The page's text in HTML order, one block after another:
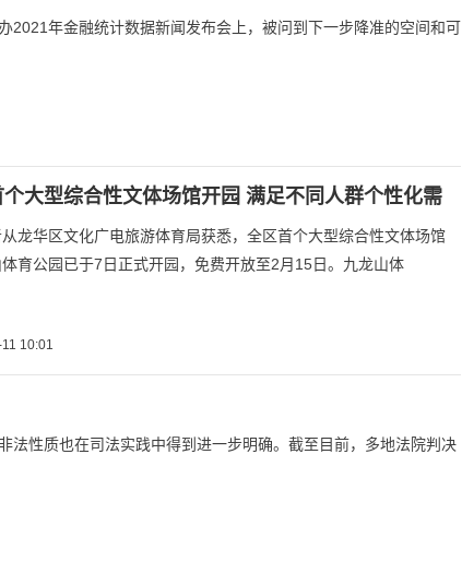
2021年金融统计数据新闻发布会上，被问到下一步降准的空间和可
大型综合性文体场馆开园 满足不同人群个性化需
龙华区文化广电旅游体育局获悉，全区首个大型综合性文体场馆
育公园已于7日正式开园，免费开放至2月15日。九龙山体
10:01
法性质也在司法实践中得到进一步明确。截至目前，多地法院判决